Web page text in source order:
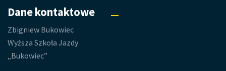
Dane kontaktowe
Zbigniew Bukowiec
Wyższa Szkoła Jazdy
„Bukowiec”